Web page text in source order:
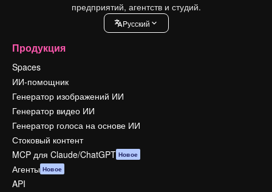
предприятий, агентств и студий.
Pусский
Продукция
Spaces
ИИ-помощник
Генератор изображений ИИ
Генератор видео ИИ
Генератор голоса на основе ИИ
Стоковый контент
MCP для Claude/ChatGPT Новое
Агенты Новое
API